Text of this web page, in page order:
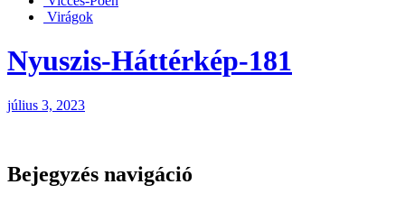
Virágok
Nyuszis-Háttérkép-181
július 3, 2023
Bejegyzés navigáció